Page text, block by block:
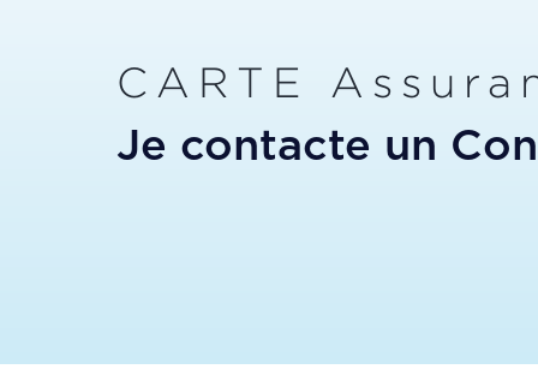
CARTE
Je contacte un